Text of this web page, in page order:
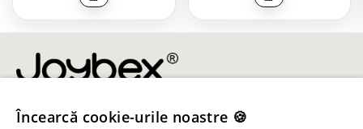
info@joybex.ro
Încearcă cookie-urile noastre 🍪